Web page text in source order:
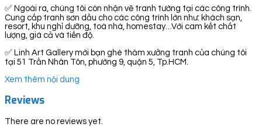
✅ Ngoài ra, chúng tôi còn nhận vẽ tranh tường tại các công trình.
Cung cấp tranh sơn dầu cho các công trình lớn như: khách sạn,
resort, khu nghỉ dưỡng, toà nhà, homestay…Với cam kết chất
lượng, giá cả và tiến độ.
✅ Linh Art Gallery mời bạn ghé thăm xưởng tranh của chúng tôi
tại 51 Trần Nhân Tôn, phường 9, quận 5, Tp.HCM.
Xem thêm nội dung
Reviews
There are no reviews yet.